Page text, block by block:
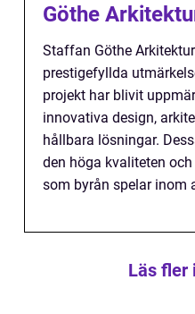
Göthe
Staffan Göthe
prestigefyllda
projekt har blivit
innovativa design,
hållbara lösningar.
den höga kvaliteten
som byrån spelar inom
Läs fler